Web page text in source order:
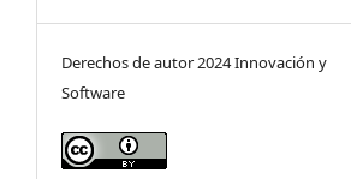
Derechos de autor 2024 Innovación y
Software